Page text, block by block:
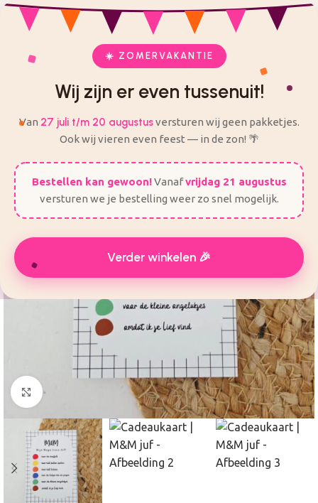
☀️ ZOMERVAKANTIE
Wij zijn er even tussenuit!
Van 27 juli t/m 20 augustusversturen wij geen pakketjes.
Ook wij vieren even feest — in de zon! 🌴
Bestellen kan gewoon!Vanafvrijdag 21 augustus
versturen we je bestelling weer zo snel mogelijk.
Verder winkelen 🎉
checkVeilig en eenvoudig bestellen checkAlles voor je feest op één plek
zijn er even tussenuit! Van 27 Juli t/m 20 augustus worden
er geen bestellingen verzonden.
Click to enlarge